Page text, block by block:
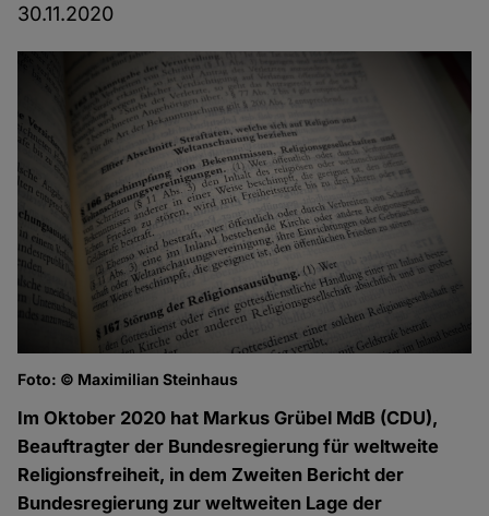
30.11.2020
Foto: © Maximilian Steinhaus
Im Oktober 2020 hat Markus Grübel MdB (CDU),
Beauftragter der Bundesregierung für weltweite
Religionsfreiheit, in dem Zweiten Bericht der
Bundesregierung zur weltweiten Lage der